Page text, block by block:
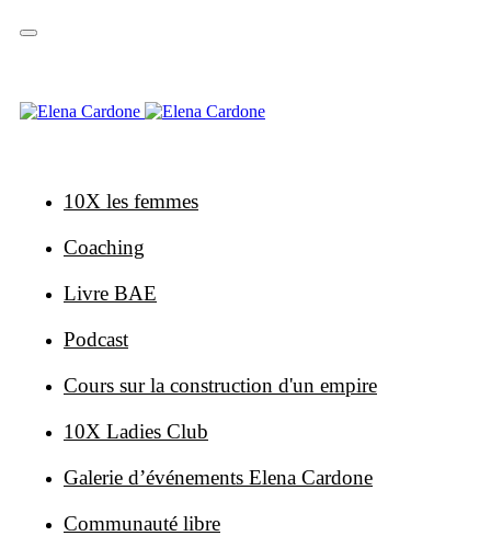
Sauter
Sauter
primaire
Skip
10X les femmes
Coaching
Livre BAE
Podcast
Cours sur la construction d'un empire
10X Ladies Club
Galerie d’événements Elena Cardone
Communauté libre